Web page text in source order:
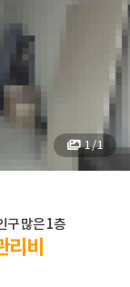
1 / 1
구 많은 1층
리비